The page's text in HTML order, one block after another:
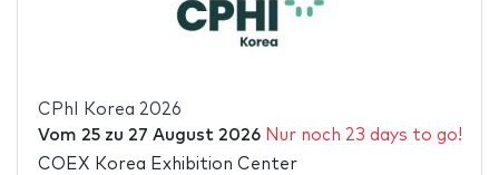
CPhI Korea 2026
Vom 25zu 27 August 2026 Nur noch 23 days to go!
COEX Korea Exhibition Center